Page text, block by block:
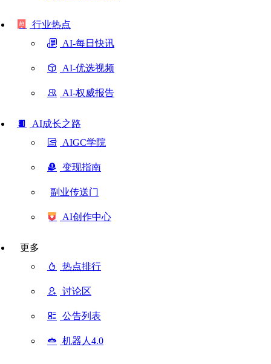
行业热点
AI-每日快讯
AI-优选视频
AI-权威报告
AI成长之路
AIGC学院
变现指南
副业传送门
AI创作中心
更多
热点排行
讨论区
公告列表
机器人4.0